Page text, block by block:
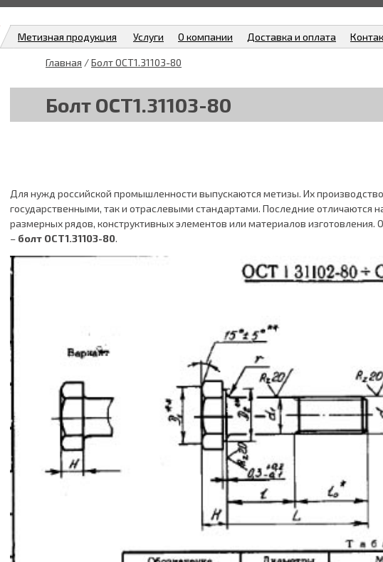
Метизная продукция Услуги О компании Доставка и оплата
Главная /Болт ОСТ1.31103-80
Болт ОСТ1.31103-80
Для нужд российской промышленности выпускаются метизы. Их
государственными, так и отраслевыми стандартами. Последние отличаются
размерных рядов, конструктивных элементов или материалов изготовления.
– болт ОСТ1.31103-80.